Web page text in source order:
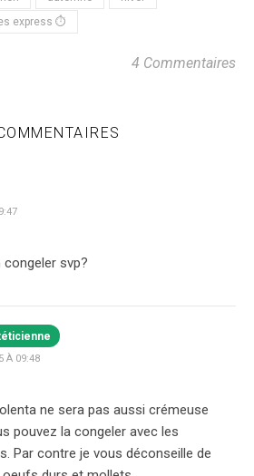
express ⏱
4 Commentaires
svp?
À 09:48
ne sera pas aussi crémeuse
pouvez la congeler avec les
Par contre je vous déconseille de